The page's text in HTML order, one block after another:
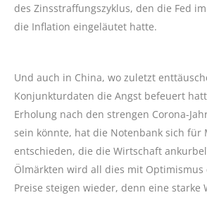
des Zinsstraffungszyklus, den die Fed
die Inflation eingeläutet hatte.
Und auch in China, wo zuletzt
Konjunkturdaten die Angst befeuert
Erholung nach den strengen Corona-
sein könnte, hat die Notenbank sich für
entschieden, die die Wirtschaft
Ölmärkten wird all dies mit
Preise steigen wieder, denn eine starke